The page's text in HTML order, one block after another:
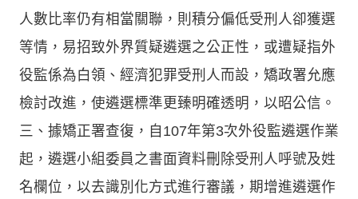
人數比率仍有相當關聯，則積分偏低受刑人卻獲選
等情，易招致外界質疑遴選之公正性，或遭疑指外
役監係為白領、經濟犯罪受刑人而設，矯政署允應
檢討改進，使遴選標準更臻明確透明，以昭公信。
三、據矯正署查復，自107年第3次外役監遴選作業
起，遴選小組委員之書面資料刪除受刑人呼號及姓
名欄位，以去識別化方式進行審議，期增進遴選作